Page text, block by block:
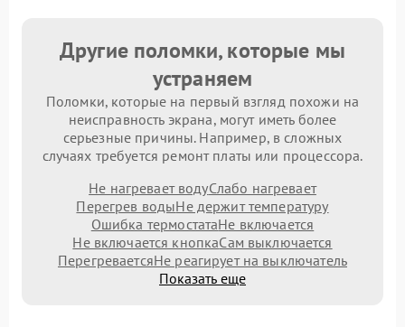
Другие поломки, которые мы
устраняем
Поломки, которые на первый взгляд похожи на
неисправность экрана, могут иметь более
серьезные причины. Например, в сложных
случаях требуется ремонт платы или процессора.
Не нагревает водуСлабо нагревает
Перегрев водыНе держит температуру
Ошибка термостатаНе включается
Не включается кнопкаСам выключается
ПерегреваетсяНе реагирует на выключатель
Показать еще